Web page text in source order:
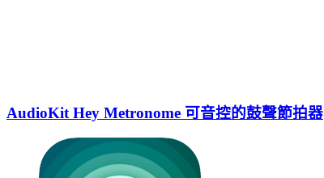
AudioKit Hey Metronome 可音控的鼓聲節拍器